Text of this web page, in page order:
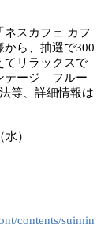
スカフェ カフ
から、抽選で300
てリラックスで
テージ フルー
等、詳細情報は
）
contents/suimin